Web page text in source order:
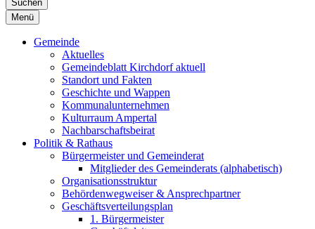
Suchen
Menü
Gemeinde
Aktuelles
Gemeindeblatt Kirchdorf aktuell
Standort und Fakten
Geschichte und Wappen
Kommunalunternehmen
Kulturraum Ampertal
Nachbarschaftsbeirat
Politik & Rathaus
Bürgermeister und Gemeinderat
Mitglieder des Gemeinderats (alphabetisch)
Organisationsstruktur
Behördenwegweiser & Ansprechpartner
Geschäftsverteilungsplan
1. Bürgermeister